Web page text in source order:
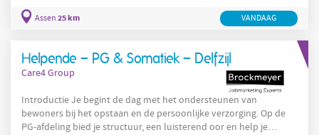
duidelijkheid, terwijl een ander juist een luisterend oor nodig
signaleert veranderingen in gedrag of welzijn. Samen met
Assen 25 km VANDAAG
Helpende – PG & Somatiek – Delfzijl
Care4 Group
Introductie Je begint de dag met het ondersteunen van
bewoners bij het opstaan en de persoonlijke verzorging. Op de
PG-afdeling bied je structuur, een luisterend oor en help je